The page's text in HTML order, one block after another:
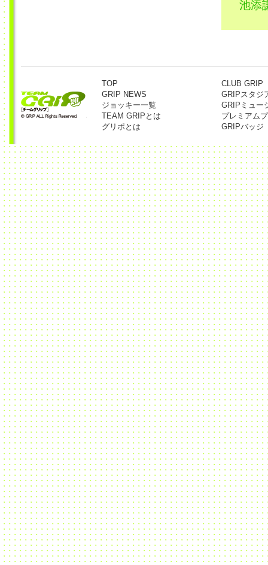
池添
TOP
GRIP NEWS
ジョッキー一覧
TEAM GRIPとは
グリポとは
CLUB GRIP
GRIPスタジ
GRIPミュー
プレミアム
GRIPバッジ